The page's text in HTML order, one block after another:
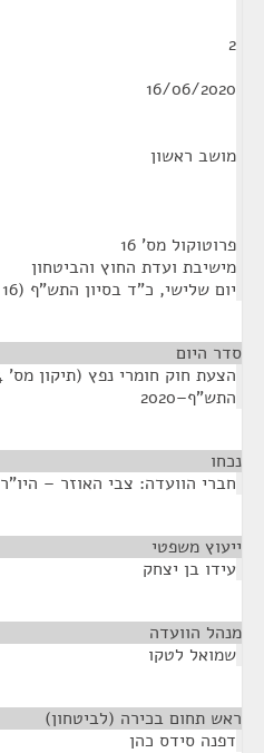
2
16/06/2020
מושב ראשון
פרוטוקול מס' 16
מישיבת ועדת החוץ והביטחון
יום שלישי, כ"ד בסיון התש"ף (16 ביוני 2020), שעה 15:40
סדר היום
התש"ף–2020
נכחו
חברי הוועדה: צבי האוזר – היו"ר
ייעוץ משפטי
עידו בן יצחק
מנהל הוועדה
שמואל לטקו
ראש תחום בכירה (לביטחון)
דפנה סידס כהן